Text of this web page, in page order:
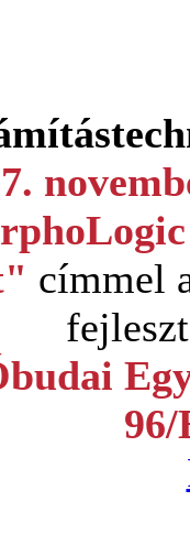
címmel
96/